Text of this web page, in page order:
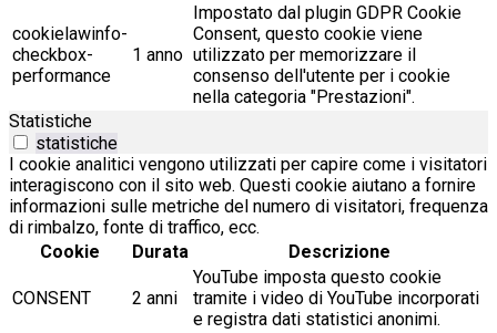
cookielawinfo-
checkbox-
performance
1 anno
Impostato dal plugin GDPR Cookie
Consent, questo cookie viene
utilizzato per memorizzare il
consenso dell'utente per i cookie
nella categoria "Prestazioni".
Statistiche
statistiche
I cookie analitici vengono utilizzati per capire come i visitatori
interagiscono con il sito web. Questi cookie aiutano a fornire
informazioni sulle metriche del numero di visitatori, frequenza
di rimbalzo, fonte di traffico, ecc.
Cookie
Durata Descrizione
CONSENT 2 anni
YouTube imposta questo cookie
tramite i video di YouTube incorporati
e registra dati statistici anonimi.